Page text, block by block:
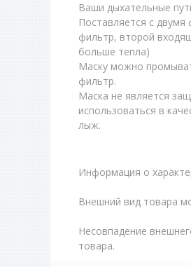
Ваши дыхательные
Поставляется с
фильтр, второй
больше тепла)
Маску можно
фильтр.
Маска не является
использоваться в
лыж.
Информация о
Внешний вид товара
Несовпадение
товара.